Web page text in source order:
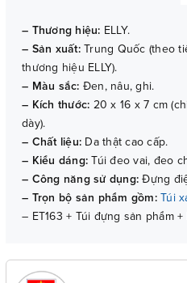
– Thương hiệu: ELLY.
– Sản xuất:Trung Quốc (theo
thương hiệu ELLY).
– Màu sắc: Đen, nâu, ghi.
– Kích thước: 20 x 16 x 7 cm
dày).
– Chất liệu: Da thật cao cấp.
– Kiểu dáng:Túi đeo vai, đeo
– Công năng sử dụng: Đựng
– Trọn bộ sản phẩm gồm: Túi
– ET163 + Túi đựng sản phẩm +